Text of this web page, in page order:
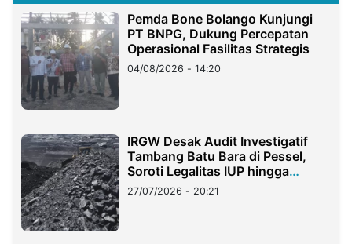
Pemda Bone Bolango Kunjungi
PT BNPG, Dukung Percepatan
Operasional Fasilitas Strategis
04/08/2026 - 14:20
IRGW Desak Audit Investigatif
Tambang Batu Bara di Pessel,
Soroti Legalitas IUP hingga
Stockpile
27/07/2026 - 20:21